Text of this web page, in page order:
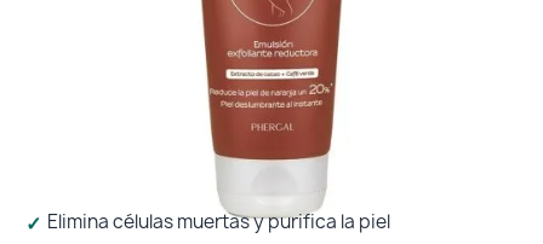
Protección solar
Protección solar
Elimina células muertas y purifica la piel